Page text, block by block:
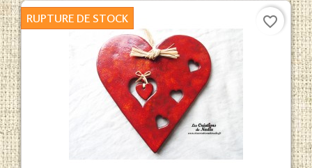
RUPTURE DE STOCK favorite_border